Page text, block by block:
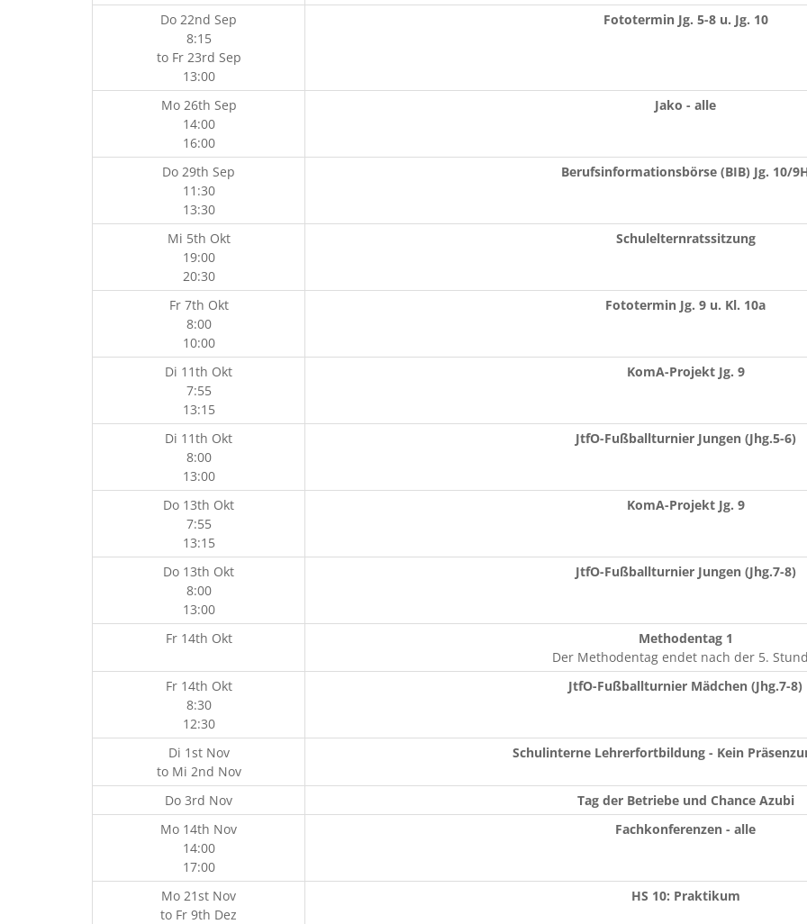
Do 22nd Sep
8:15
to Fr 23rd Sep
13:00
Fototermin Jg. 5-8 u. Jg. 10
Mo 26th Sep
14:00
16:00
Jako - alle
Do 29th Sep
11:30
13:30
Berufsinformationsbörse (BIB) Jg. 10/
Mi 5th Okt
19:00
20:30
Schulelternratssitzung
Fr 7th Okt
8:00
10:00
Fototermin Jg. 9 u. Kl. 10a
Di 11th Okt
7:55
13:15
KomA-Projekt Jg. 9
Di 11th Okt
8:00
13:00
JtfO-Fußballturnier Jungen (Jhg.5-6)
Do 13th Okt
7:55
13:15
KomA-Projekt Jg. 9
Do 13th Okt
8:00
13:00
JtfO-Fußballturnier Jungen (Jhg.7-8)
Fr 14th Okt
Methodentag 1
Der Methodentag endet nach der 5.
Fr 14th Okt
8:30
12:30
JtfO-Fußballturnier Mädchen (Jhg.7-8)
Di 1st Nov
to Mi 2nd Nov
Schulinterne Lehrerfortbildung - Kein
Do 3rd Nov
Tag der Betriebe und Chance Azubi
Mo 14th Nov
14:00
17:00
Fachkonferenzen - alle
Mo 21st Nov
to Fr 9th Dez
HS 10: Praktikum